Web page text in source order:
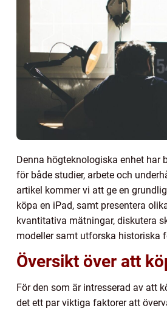
Denna högteknologiska enhet har
för både studier, arbete och
artikel kommer vi att ge en
köpa en iPad, samt presentera
kvantitativa mätningar, diskutera
modeller samt utforska historiska
Översikt över att
För den som är intresserad av att
det ett par viktiga faktorer att